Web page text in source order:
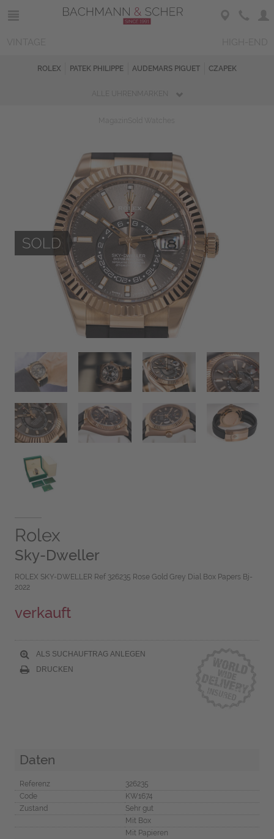
ROLEX PATEK PHILIPPE AUDEMARS PIGUET CZAPEK
Rolex
Sky-Dweller
ROLEX SKY-DWELLER Ref 326235 Rose Gold Grey Dial Box Papers Bj-
2022
verkauft
ALS SUCHAUFTRAG ANLEGEN
DRUCKEN
Daten
Referenz
326235
Code
KW1674
Zustand
Sehr gut
Mit Box
Mit Papieren